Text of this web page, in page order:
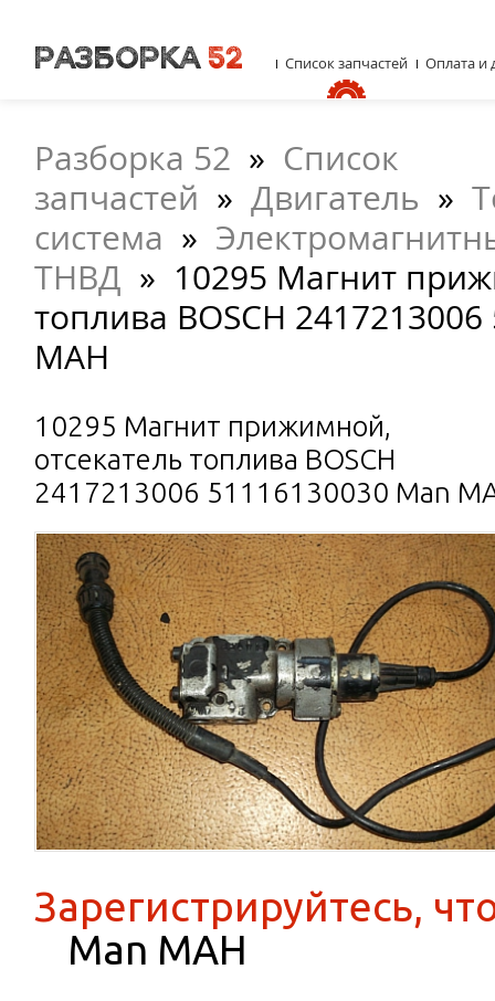
Разборка 52 » Список
запчастей » Двигатель »
система »
ТНВД » 10295 Магнит
топлива BOSCH
МАН
10295 Магнит прижимной,
отсекатель топлива BOSCH
2417213006 51116130030 Man
Зарегистрируйтесь,
Man МАН
Список запчастей Оплата и